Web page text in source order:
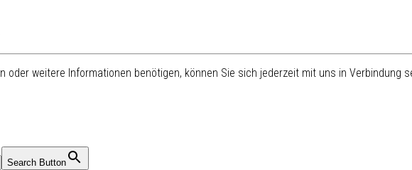
oder weitere Informationen benötigen, können Sie sich jederzeit mit uns in Verbindung
Search Button